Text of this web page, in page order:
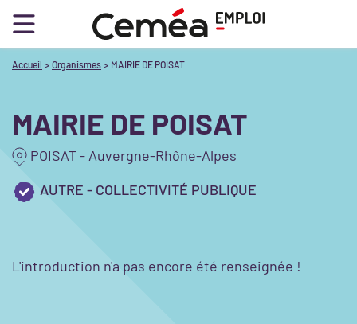
Accueil Organismes MAIRIE DE POISAT
MAIRIE DE POISAT
POISAT - Auvergne-Rhône-Alpes
AUTRE - COLLECTIVITÉ PUBLIQUE
L'introduction n'a pas encore été renseignée !